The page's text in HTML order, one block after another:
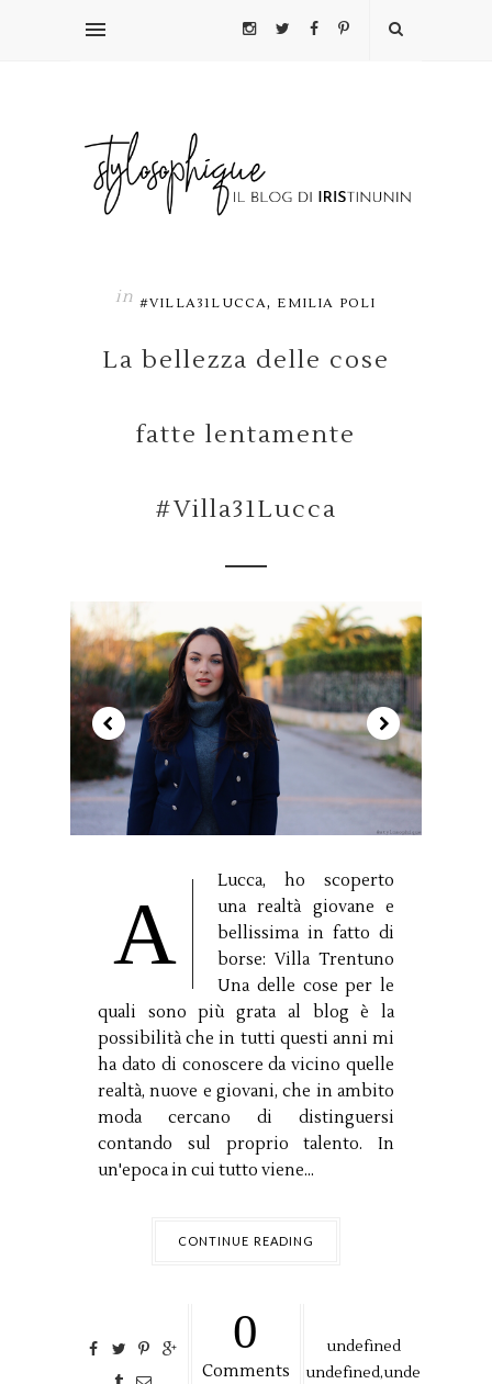
in #VILLA31LUCCA, EMILIA POLI
La bellezza delle cose
fatte lentamente
#Villa31Lucca
A
Lucca, ho scoperto
una realtà giovane e
bellissima in fatto di
borse: Villa Trentuno
Una delle cose per le
quali sono più grata al blog è la
possibilità che in tutti questi anni mi
ha dato di conoscere da vicino quelle
realtà, nuove e giovani, che in ambito
moda cercano di distinguersi
contando sul proprio talento. In
un'epoca in cui tutto viene...
CONTINUE READING
0
Comments
undefined
undefined,unde